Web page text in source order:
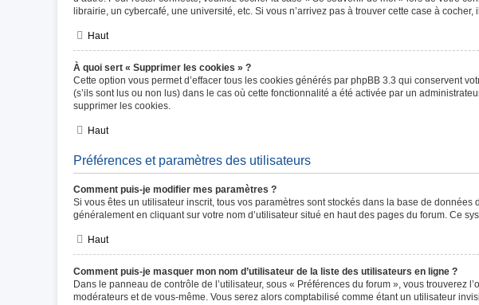
librairie, un cybercafé, une université, etc. Si vous n’arrivez pas à trouver cette case à
Haut
À quoi sert « Supprimer les cookies » ?
Cette option vous permet d’effacer tous les cookies générés par phpBB 3.3 qui conservent
(s’ils sont lus ou non lus) dans le cas où cette fonctionnalité a été activée par un
supprimer les cookies.
Haut
Préférences et paramètres des utilisateurs
Comment puis-je modifier mes paramètres ?
Si vous êtes un utilisateur inscrit, tous vos paramètres sont stockés dans la base de
généralement en cliquant sur votre nom d’utilisateur situé en haut des pages du forum. Ce
Haut
Comment puis-je masquer mon nom d’utilisateur de la liste des utilisateurs en ligne ?
Dans le panneau de contrôle de l’utilisateur, sous « Préférences du forum », vous
modérateurs et de vous-même. Vous serez alors comptabilisé comme étant un utilisateur